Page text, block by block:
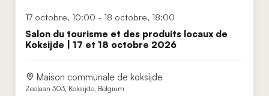
Salon du tourisme et des produits locaux de
Koksijde | 17 et 18 octobre 2026
17 octobre, 10:00 - 18 octobre, 18:00
Maison communale de koksijde
Zeelaan 303, Koksijde, Belgium